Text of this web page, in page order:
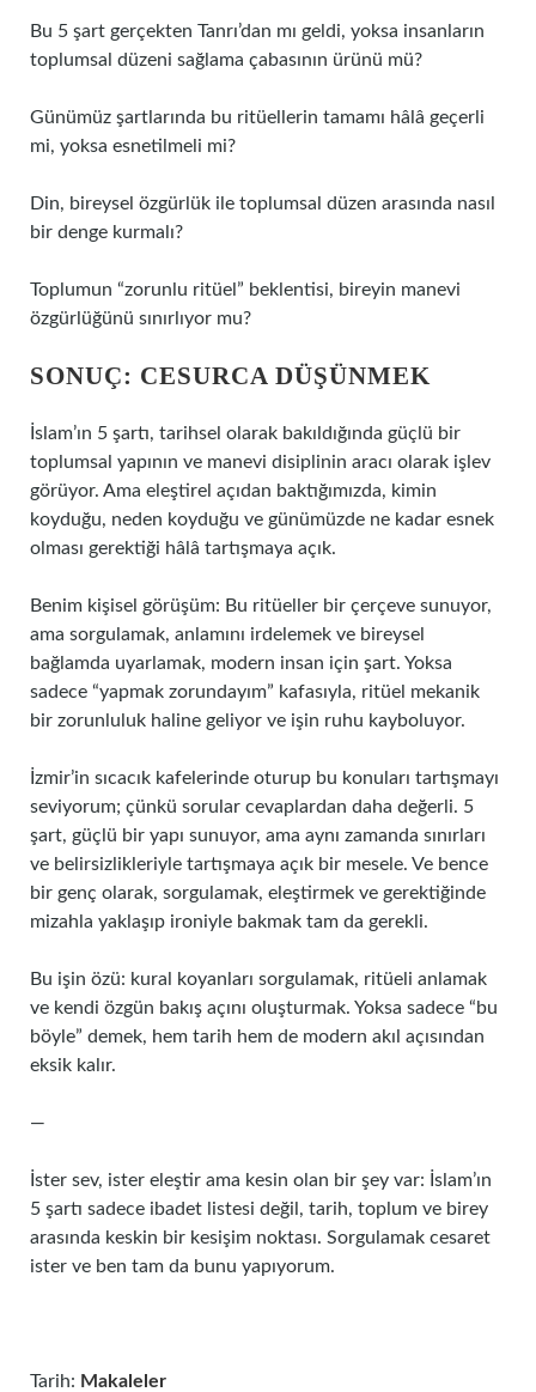
Bu 5 şart gerçekten Tanrı’dan mı geldi, yoksa insanların
toplumsal düzeni sağlama çabasının ürünü mü?
Günümüz şartlarında bu ritüellerin tamamı hâlâ geçerli
mi, yoksa esnetilmeli mi?
Din, bireysel özgürlük ile toplumsal düzen arasında nasıl
bir denge kurmalı?
Toplumun “zorunlu ritüel” beklentisi, bireyin manevi
özgürlüğünü sınırlıyor mu?
SONUÇ: CESURCA DÜŞÜNMEK
İslam’ın 5 şartı, tarihsel olarak bakıldığında güçlü bir
toplumsal yapının ve manevi disiplinin aracı olarak işlev
görüyor. Ama eleştirel açıdan baktığımızda, kimin
koyduğu, neden koyduğu ve günümüzde ne kadar esnek
olması gerektiği hâlâ tartışmaya açık.
Benim kişisel görüşüm: Bu ritüeller bir çerçeve sunuyor,
ama sorgulamak, anlamını irdelemek ve bireysel
bağlamda uyarlamak, modern insan için şart. Yoksa
sadece “yapmak zorundayım” kafasıyla, ritüel mekanik
bir zorunluluk haline geliyor ve işin ruhu kayboluyor.
İzmir’in sıcacık kafelerinde oturup bu konuları tartışmayı
seviyorum; çünkü sorular cevaplardan daha değerli. 5
şart, güçlü bir yapı sunuyor, ama aynı zamanda sınırları
ve belirsizlikleriyle tartışmaya açık bir mesele. Ve bence
bir genç olarak, sorgulamak, eleştirmek ve gerektiğinde
mizahla yaklaşıp ironiyle bakmak tam da gerekli.
Bu işin özü: kural koyanları sorgulamak, ritüeli anlamak
ve kendi özgün bakış açını oluşturmak. Yoksa sadece “bu
böyle” demek, hem tarih hem de modern akıl açısından
eksik kalır.
—
İster sev, ister eleştir ama kesin olan bir şey var: İslam’ın
5 şartı sadece ibadet listesi değil, tarih, toplum ve birey
arasında keskin bir kesişim noktası. Sorgulamak cesaret
ister ve ben tam da bunu yapıyorum.
Tarih: Makaleler